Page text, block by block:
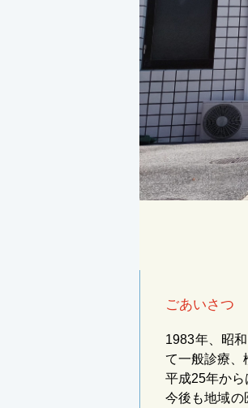
ごあいさつ
1983年、昭
て一般診療、
平成25年から
今後も地域の